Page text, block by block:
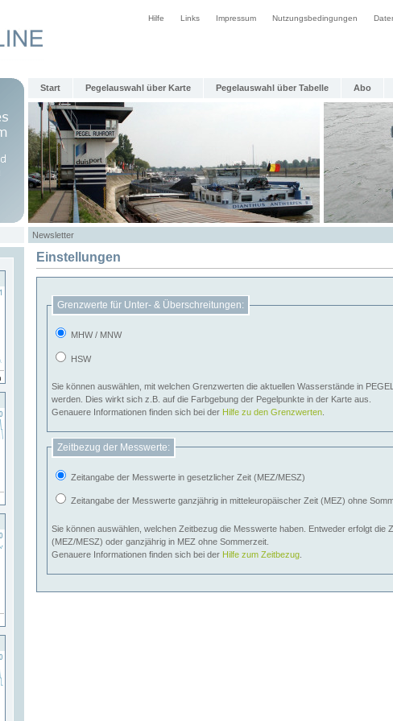
Hilfe Links Impressum Nutzungsbedingungen
Start Pegelauswahl über Karte Pegelauswahl über Tabelle Abo
Newsletter
Einstellungen
Grenzwerte für Unter- & Überschreitungen:
MHW / MNW
HSW
Sie können auswählen, mit welchen Grenzwerten die aktuellen Wasserstände in
werden. Dies wirkt sich z.B. auf die Farbgebung der Pegelpunkte in der Karte aus.
Genauere Informationen finden sich bei der Hilfe zu den Grenzwerten
Zeitbezug der Messwerte:
Zeitangabe der Messwerte in gesetzlicher Zeit (MEZ/MESZ)
Zeitangabe der Messwerte ganzjährig in mitteleuropäischer Zeit (MEZ) ohne
Sie können auswählen, welchen Zeitbezug die Messwerte haben. Entweder erfolgt die
(MEZ/MESZ) oder ganzjährig in MEZ ohne Sommerzeit.
Genauere Informationen finden sich bei der Hilfe zum Zeitbezug